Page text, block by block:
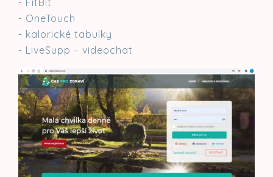
- FitBit
- OneTouch
- kalorické tabulky
- LiveSupp – videochat